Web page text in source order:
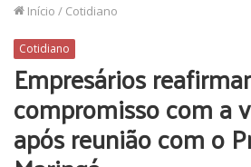
Início / Cotidiano
Cotidiano
Empresários
compromisso com a
após reunião com o